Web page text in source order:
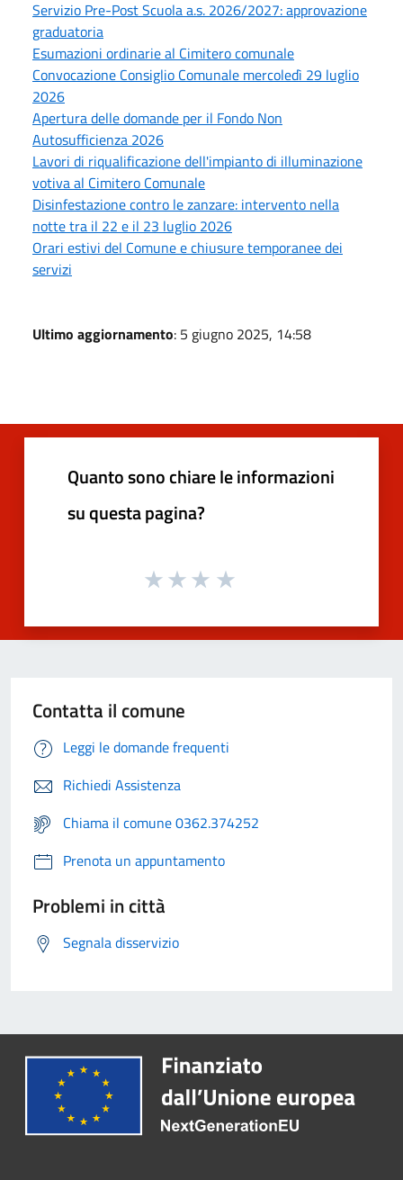
Servizio Pre-Post Scuola a.s. 2026/2027: approvazione
graduatoria
Esumazioni ordinarie al Cimitero comunale
Convocazione Consiglio Comunale mercoledì 29 luglio
2026
Apertura delle domande per il Fondo Non
Autosufficienza 2026
Lavori di riqualificazione dell'impianto di illuminazione
votiva al Cimitero Comunale
Disinfestazione contro le zanzare: intervento nella
notte tra il 22 e il 23 luglio 2026
Orari estivi del Comune e chiusure temporanee dei
servizi
Ultimo aggiornamento: 5 giugno 2025, 14:58
Quanto sono chiare le informazioni
su questa pagina?
Contatta il comune
Leggi le domande frequenti
Richiedi Assistenza
Chiama il comune 0362.374252
Prenota un appuntamento
Problemi in città
Segnala disservizio